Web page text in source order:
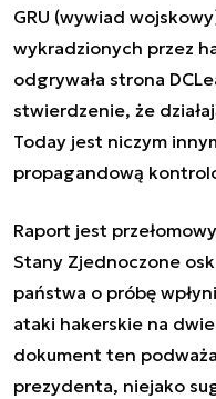
GRU (wywiad
wykradzionych przez
odgrywała strona
stwierdzenie, że
Today jest niczym
propagandową
Raport jest
Stany Zjednoczone
państwa o próbę
ataki hakerskie na
dokument ten
prezydenta, niejako